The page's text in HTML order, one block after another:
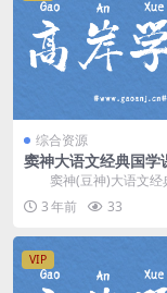
综合资源
窦神大语文经典国学
匠L4（豆神）（完
盘分享
窦神(豆神)大语文经
豆伴匠L4，完结版百度网
语文国学课程8...
3 年前 33
VIP